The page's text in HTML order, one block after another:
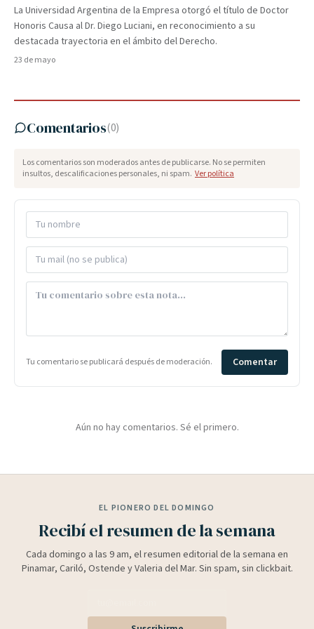
La Universidad Argentina de la Empresa otorgó el título de Doctor
Honoris Causa al Dr. Diego Luciani, en reconocimiento a su
destacada trayectoria en el ámbito del Derecho.
23 de mayo
Comentarios(0)
Los comentarios son moderados antes de publicarse. No se permiten
insultos, descalificaciones personales, ni spam. Ver política
Tu comentario se publicará después de moderación. Comentar
Aún no hay comentarios. Sé el primero.
EL PIONERO DEL DOMINGO
Recibí el resumen de la semana
Cada domingo a las 9 am, el resumen editorial de la semana en
Pinamar, Cariló, Ostende y Valeria del Mar. Sin spam, sin clickbait.